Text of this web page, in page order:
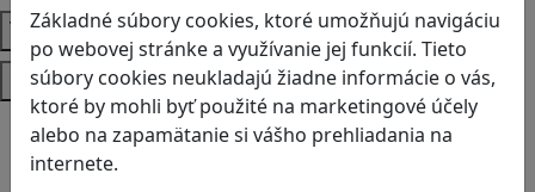
Základné súbory cookies, ktoré umožňujú navigáciu
po webovej stránke a využívanie jej funkcií. Tieto
súbory cookies neukladajú žiadne informácie o vás,
ktoré by mohli byť použité na marketingové účely
alebo na zapamätanie si vášho prehliadania na
internete.
Témy
Platformy
Android
Herná konzola